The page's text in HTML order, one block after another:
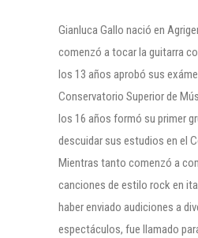
Gianluca Gallo nació en
comenzó a tocar la guitarra
los 13 años aprobó sus
Conservatorio Superior de
los 16 años formó su primer
descuidar sus estudios en el
Mientras tanto comenzó a
canciones de estilo rock en
haber enviado audiciones a
espectáculos, fue llamado